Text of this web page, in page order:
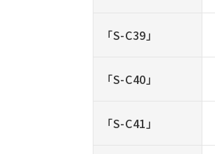
「S-C39」
「S-C40」
「S-C41」